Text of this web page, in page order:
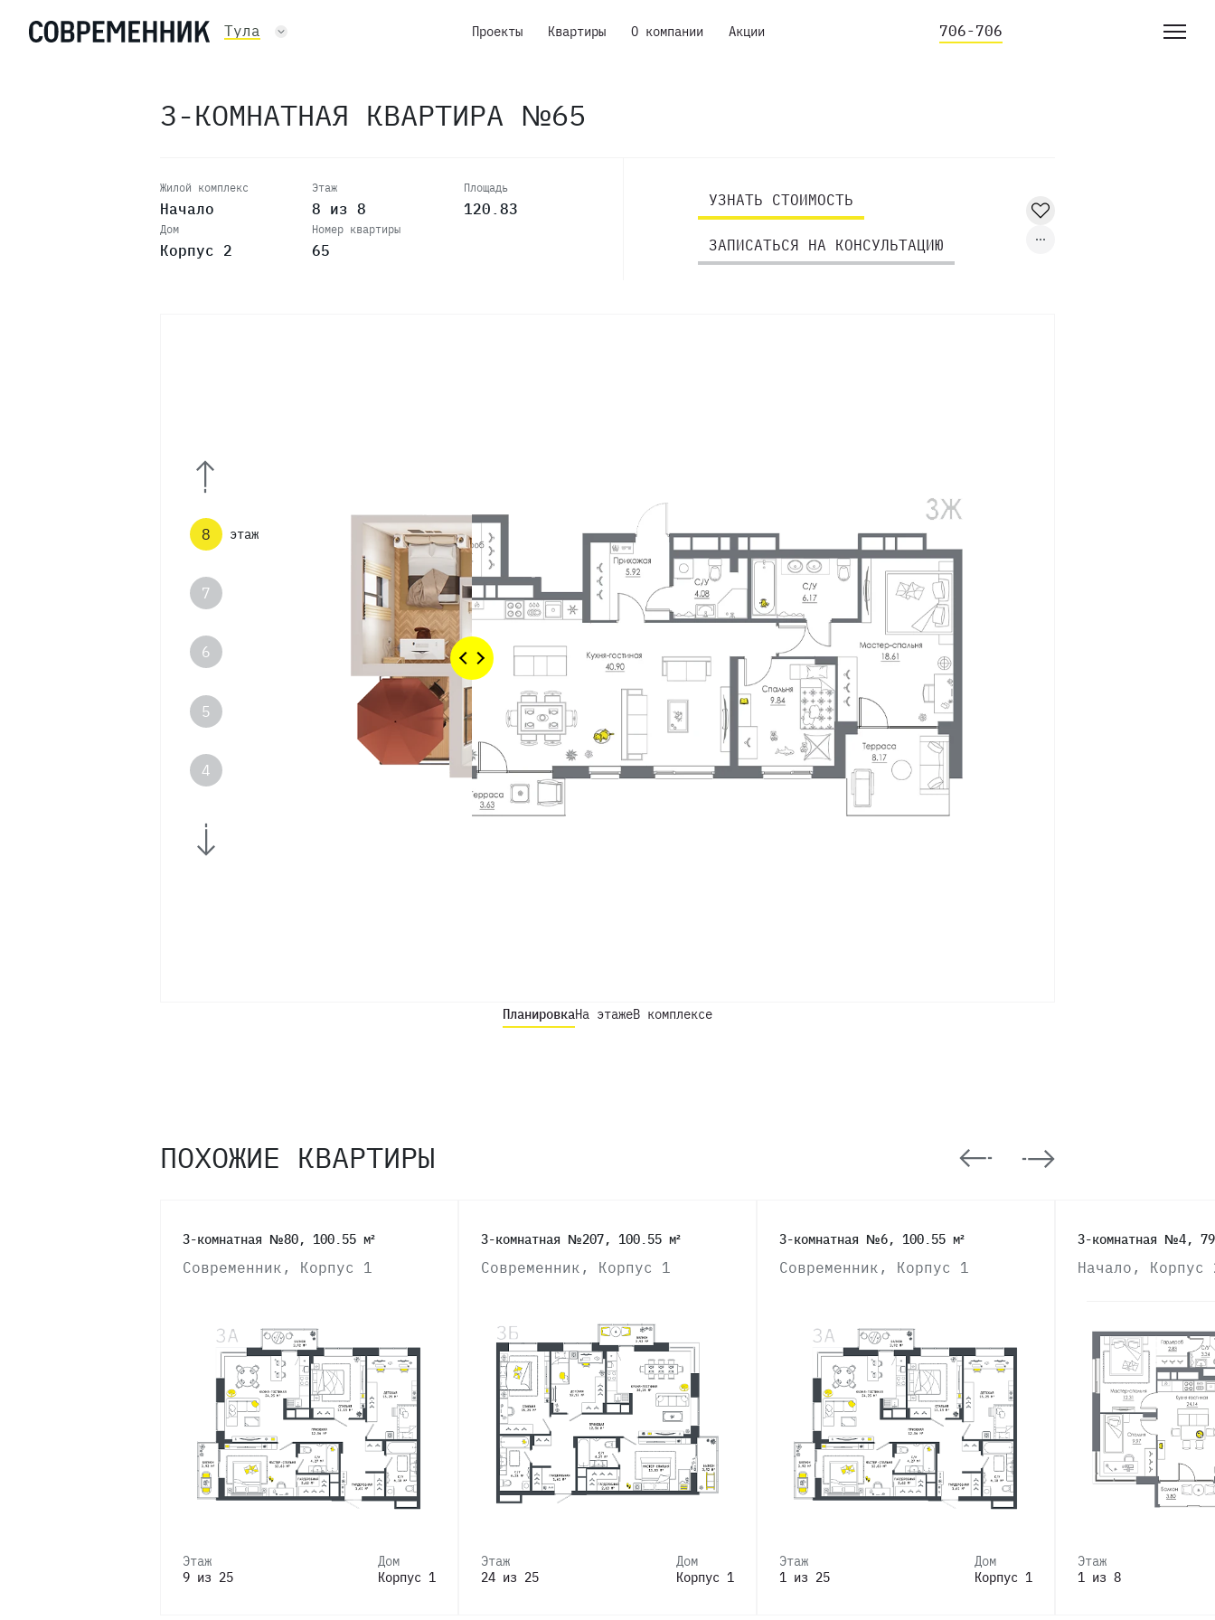
Тула Проекты Квартиры О компании Акции 706-706
3-КОМНАТНАЯ КВАРТИРА №65
Жилой комплекс
Начало
Дом
Корпус 2
Этаж
8 из 8
Номер квартиры
65
Площадь
120.83 УЗНАТЬ СТОИМОСТЬ
ЗАПИСАТЬСЯ НА КОНСУЛЬТАЦИЮ
8 этаж
7
6
5
4
3
ПланировкаНа этажеВ комплексе
ПОХОЖИЕ КВАРТИРЫ
3-комнатная №80, 100.55 м²
Современник, Корпус 1
Этаж
9 из 25
Дом
Корпус 1
3-комнатная №207, 100.55 м²
Современник, Корпус 1
Этаж
24 из 25
Дом
Корпус 1
3-комнатная №6, 100.55 м²
Современник, Корпус 1
Этаж
1 из 25
Дом
Корпус 1
3-комнатная №4,
Начало, Корпус
Этаж
1 из 8